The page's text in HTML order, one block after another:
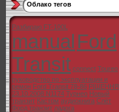
Облако тегов
Разбираю FT-100L
manualFord
Transit connect Toureo
руководство по эксплуатации и
ремон Ford Transit 78-86 РІШЕННЯ
23.10.2008 N1174 Турнео Новый
транзит Кастом аудиокнига Слёт
Форд транзит ладога